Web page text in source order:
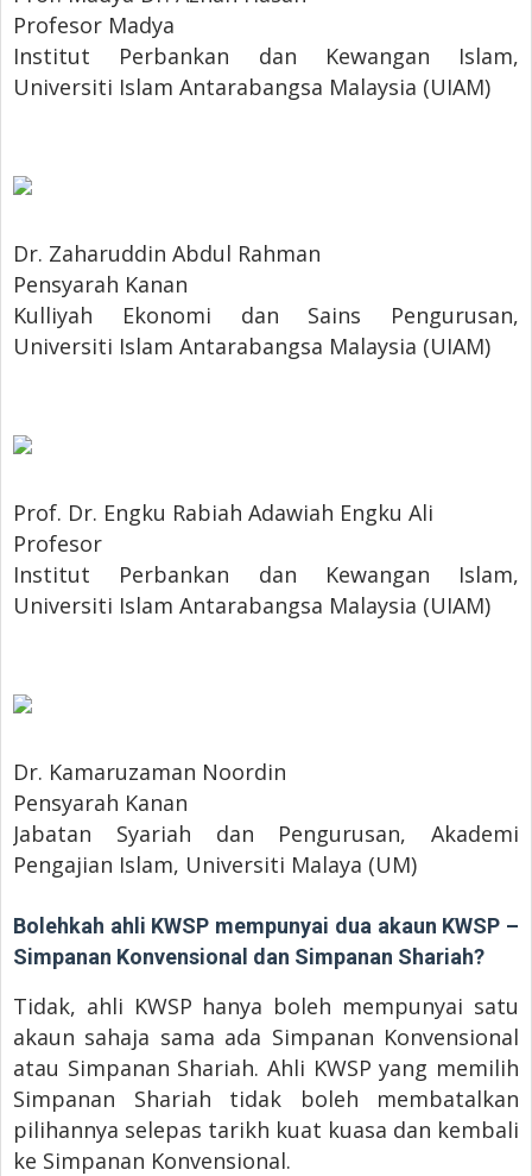
Profesor Madya
Institut Perbankan dan Kewangan Islam,
Universiti Islam Antarabangsa Malaysia (UIAM)
Dr. Zaharuddin Abdul Rahman
Pensyarah Kanan
Kulliyah Ekonomi dan Sains Pengurusan,
Universiti Islam Antarabangsa Malaysia (UIAM)
Prof. Dr. Engku Rabiah Adawiah Engku Ali
Profesor
Institut Perbankan dan Kewangan Islam,
Universiti Islam Antarabangsa Malaysia (UIAM)
Dr. Kamaruzaman Noordin
Pensyarah Kanan
Jabatan Syariah dan Pengurusan, Akademi
Pengajian Islam, Universiti Malaya (UM)
Bolehkah ahli KWSP mempunyai dua akaun KWSP –
Simpanan Konvensional dan Simpanan Shariah?
Tidak, ahli KWSP hanya boleh mempunyai satu
akaun sahaja sama ada Simpanan Konvensional
atau Simpanan Shariah. Ahli KWSP yang memilih
Simpanan Shariah tidak boleh membatalkan
pilihannya selepas tarikh kuat kuasa dan kembali
ke Simpanan Konvensional.